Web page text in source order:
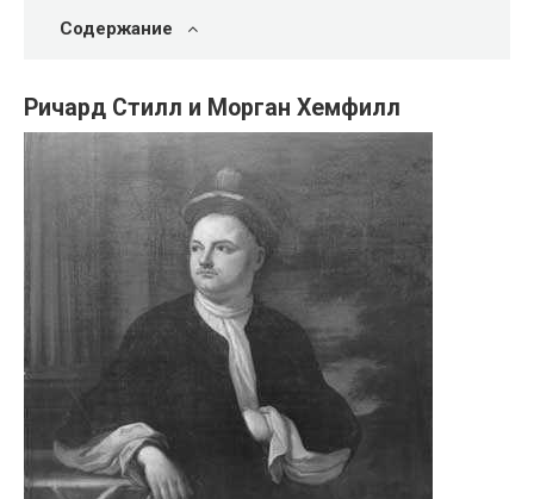
Содержание
Ричард Стилл и Морган Хемфилл